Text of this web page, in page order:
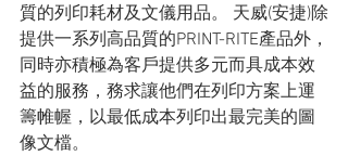
質的列印耗材及文儀用品。 天威(安捷)除
提供一系列高品質的PRINT-RITE產品外，
同時亦積極為客戶提供多元而具成本效
益的服務，務求讓他們在列印方案上運
籌帷幄，以最低成本列印出最完美的圖
像文檔。